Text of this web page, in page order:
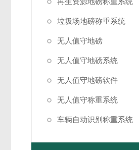
垃圾场地磅称重系统
无人值守地磅
无人值守地磅系统
无人值守地磅软件
无人值守称重系统
车辆自动识别称重系统